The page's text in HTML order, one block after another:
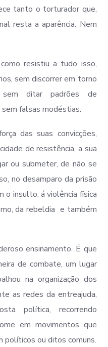
tanto o torturador que,
resta a aparência. Nem
resistiu a tudo isso,
sem discorrer em torno
sem ditar padrões de
falsas modéstias.
das suas convicções,
de resistência, a sua
ou submeter, de não se
no desamparo da prisão
o insulto, á violência física
da rebeldia e também
ensinamento. É que
de combate, um lugar
na organização dos
as redes da entreajuda,
política, recorrendo
em movimentos que
políticos ou ditos comuns.